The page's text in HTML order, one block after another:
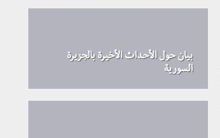
بيان حول الأحداث الأخيرة بالجزيرة
السورية